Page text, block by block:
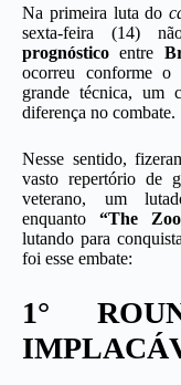
Na primeira luta do
sexta-feira (14)
prognóstico entre
ocorreu conforme o
grande técnica, um
diferença no combate.
Nesse sentido,
vasto repertório de
veterano, um
enquanto “The
lutando para
foi esse embate:
1°